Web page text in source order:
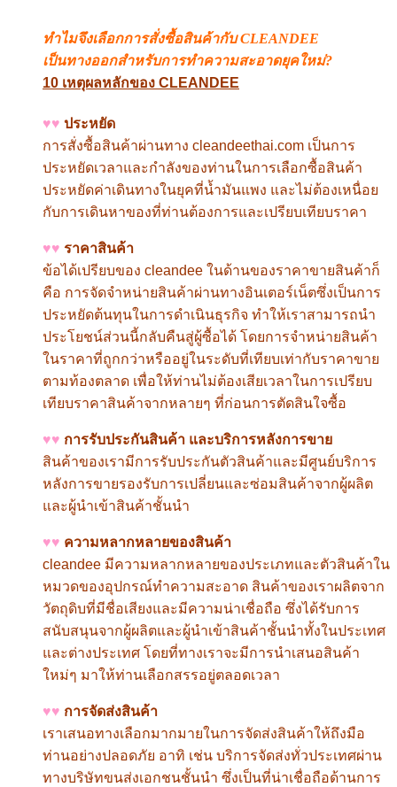
ทำไมจึงเลือกการสั่งซื้อสินค้ากับ CLEANDEE
เป็นทางออกสำหรับการทำความสะอาดยุคใหม่?
10 เหตุผลหลักของ CLEANDEE
♥♥ ประหยัด
การสั่งซื้อสินค้าผ่านทาง cleandeethai.com เป็นการ
ประหยัดเวลาและกำลังของท่านในการเลือกซื้อสินค้า
ประหยัดค่าเดินทางในยุคที่น้ำมันแพง และไม่ต้องเหนื่อย
กับการเดินหาของที่ท่านต้องการและเปรียบเทียบราคา
♥♥ ราคาสินค้า
ข้อได้เปรียบของ cleandee ในด้านของราคาขายสินค้าก็
คือ การจัดจำหน่ายสินค้าผ่านทางอินเตอร์เน็ตซึ่งเป็นการ
ประหยัดต้นทุนในการดำเนินธุรกิจ ทำให้เราสามารถนำ
ประโยชน์ส่วนนี้กลับคืนสู่ผู้ซื้อได้ โดยการจำหน่ายสินค้า
ในราคาที่ถูกกว่าหรืออยู่ในระดับที่เทียบเท่ากับราคาขาย
ตามท้องตลาด เพื่อให้ท่านไม่ต้องเสียเวลาในการเปรียบ
เทียบราคาสินค้าจากหลายๆ ที่ก่อนการตัดสินใจซื้อ
♥♥ การรับประกันสินค้า และบริการหลังการขาย
สินค้าของเรามีการรับประกันตัวสินค้าและมีศูนย์บริการ
หลังการขายรองรับการเปลี่ยนและซ่อมสินค้าจากผู้ผลิต
และผู้นำเข้าสินค้าชั้นนำ
♥♥ ความหลากหลายของสินค้า
cleandee มีความหลากหลายของประเภทและตัวสินค้าใน
หมวดของอุปกรณ์ทำความสะอาด สินค้าของเราผลิตจาก
วัตถุดิบที่มีชื่อเสียงและมีความน่าเชื่อถือ ซึ่งได้รับการ
สนับสนุนจากผู้ผลิตและผู้นำเข้าสินค้าชั้นนำทั้งในประเทศ
และต่างประเทศ โดยที่ทางเราจะมีการนำเสนอสินค้า
ใหม่ๆ มาให้ท่านเลือกสรรอยู่ตลอดเวลา
♥♥ การจัดส่งสินค้า
เราเสนอทางเลือกมากมายในการจัดส่งสินค้าให้ถึงมือ
ท่านอย่างปลอดภัย อาทิ เช่น บริการจัดส่งทั่วประเทศผ่าน
ทางบริษัทขนส่งเอกชนชั้นนำ ซึ่งเป็นที่น่าเชื่อถือด้านการ